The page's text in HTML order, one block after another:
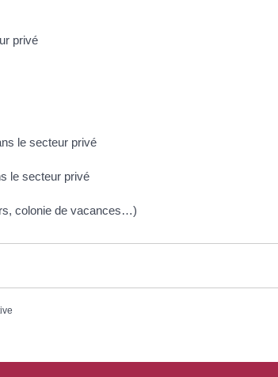
privé
le secteur privé
le secteur privé
colonie de vacances…)